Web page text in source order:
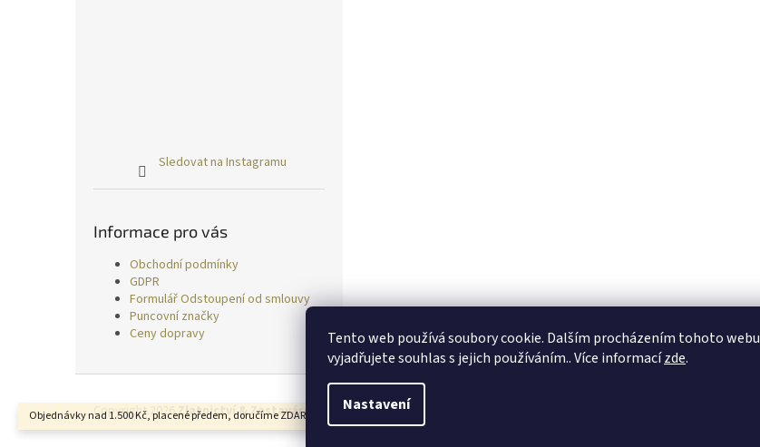
Tento web používá soubory cookie. Dalším procházením tohoto webu
vyjadřujete souhlas s jejich používáním.. Více informacízde.
Nastavení
Objednávky nad 1.500 Kč, placené předem, doručíme ZDARMA.
Sledovat na Instagramu
Informace pro vás
Obchodní podmínky
GDPR
Formulář Odstoupení od smlouvy
Puncovní značky
Ceny dopravy
Copyright 2026Zlatnictví & Zastavárna TRESS. Všechna práva vyhrazena.